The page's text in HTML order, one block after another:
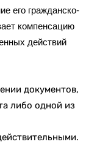
его гражданско-
компенсацию
действий
документов,
либо одной из